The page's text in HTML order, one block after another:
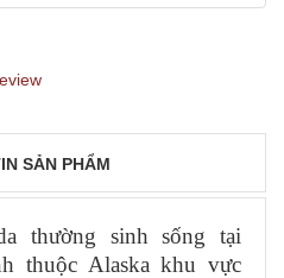
SẢN PHẨM
thường sinh sống tại
thuộc Alaska khu vực